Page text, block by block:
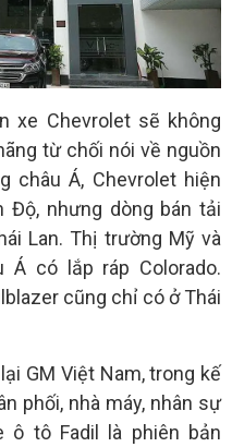
xe Chevrolet sẽ không
từ chối nói về nguồn
châu Á, Chevrolet hiện
Độ, nhưng dòng bán tải
Lan. Thị trường Mỹ và
Á có lắp ráp Colorado.
cũng chỉ có ở Thái
GM Việt Nam, trong kế
phối, nhà máy, nhân sự
ô tô Fadil là phiên bản